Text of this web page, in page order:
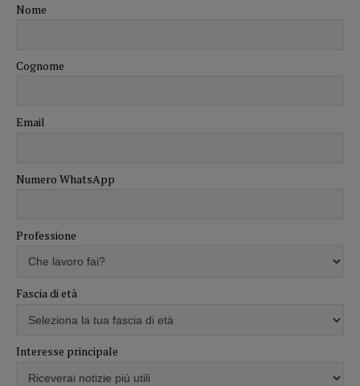
Nome
Cognome
Email
Numero WhatsApp
Professione
Fascia di età
Interesse principale